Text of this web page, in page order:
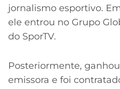
jornalismo esportivo.
ele entrou no Grupo
do SporTV.
Posteriormente,
emissora e foi